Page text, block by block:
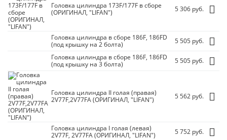
Головка цилиндра 173F/177F в сборе
(ОРИГИНАЛ, "LIFAN")
5 306 руб.
Головка цилиндра в сборе 186F, 186FD
(под крышку на 2 болта)
5 505 руб.
Головка цилиндра в сборе 186F, 186FD
(под крышку на 3 болта)
5 505 руб.
Головка цилиндра II голая (правая)
2V77F,2V77FA (ОРИГИНАЛ, "LIFAN")
5 562 руб.
Головка цилиндра I голая (левая)
2V77F, 2V77FA (ОРИГИНАЛ, "LIFAN")
5 752 руб.